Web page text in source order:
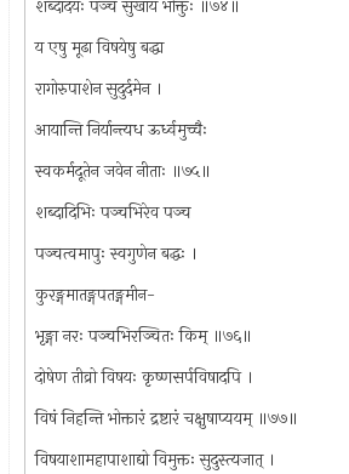
शब्दादयः पञ्च सुखाय भोक्तुः ॥७४॥
य एषु मूढा विषयेषु बद्धा
रागोरुपाशेन सुदुर्दमेन ।
आयान्ति निर्यान्त्यध ऊर्ध्वमुच्चैः
स्वकर्मदूतेन जवेन नीताः ॥७५॥
शब्दादिभिः पञ्चभिरेव पञ्च
पञ्चत्वमापुः स्वगुणेन बद्धः ।
कुरङ्गमातङ्गपतङ्गमीन-
भृङ्गा नरः पञ्चभिरञ्चितः किम् ॥७६॥
दोषेण तीव्रो विषयः कृष्णसर्पविषादपि ।
विषं निहन्ति भोक्तारं द्रष्टारं चक्षुषाप्ययम् ॥७७॥
विषयाशामहापाशाद्यो विमुक्तः सुदुस्त्यजात् ।